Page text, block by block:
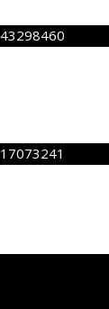
43298460
17073241